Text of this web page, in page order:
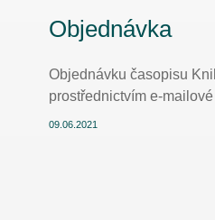
Objednávka
Objednávku časopisu
prostřednictvím e-
09.06.2021